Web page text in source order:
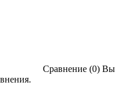
Сравнение (0) Вы